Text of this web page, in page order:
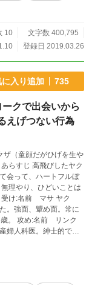
10
文字数 400,795
登録日 2019.03.26
に入り追加 735
クで出会いから
えげつない行為
ザ（童顔だがひげを生や
らすじ 高飛びしたヤク
会って、ハートフルぼ
理やり、ひどいことは
。強面、顰め面。常に
歳。 攻め:名前 リンク
婦人科医。紳士的で美